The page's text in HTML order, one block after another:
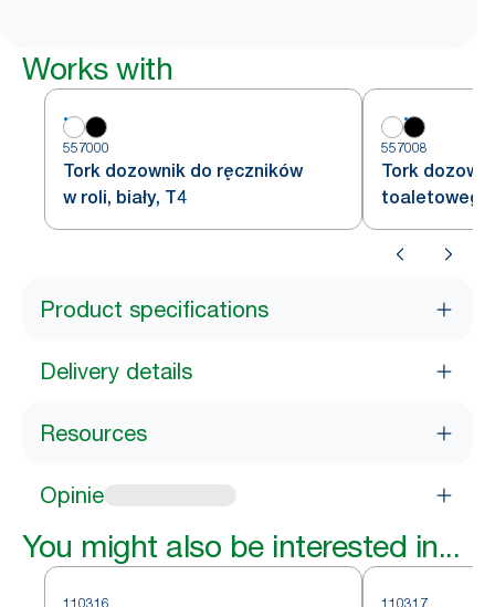
Works with
557000
Tork dozownik do ręczników
w roli, biały, T4
557008
Tork
toaletowego
Product specifications
Delivery details
Resources
Opinie
You might also be interested in...
110316 110317